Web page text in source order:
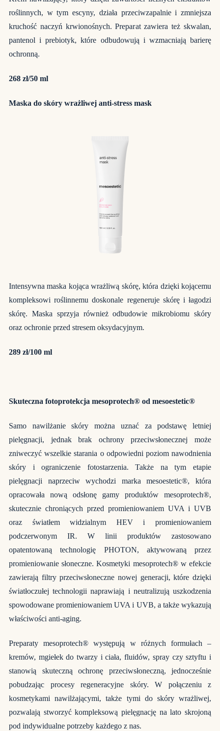
roślinnych, w tym escyny, działa przeciwzapalnie i zmniejsza
kruchość naczyń krwionośnych. Preparat zawiera też skwalan,
pantenol i prebiotyk, które odbudowują i wzmacniają barierę
ochronną.
268 zł/50 ml
Maska do skóry wrażliwej anti-stress mask
Intensywna maska kojąca wrażliwą skórę, która dzięki kojącemu
kompleksowi roślinnemu doskonale regeneruje skórę i łagodzi
skórę. Maska sprzyja również odbudowie mikrobiomu skóry
oraz ochronie przed stresem oksydacyjnym.
289 zł/100 ml
Skuteczna fotoprotekcja mesoprotech® od mesoestetic®
Samo nawilżanie skóry można uznać za podstawę letniej
pielęgnacji, jednak brak ochrony przeciwsłonecznej może
zniweczyć wszelkie starania o odpowiedni poziom nawodnienia
skóry i ograniczenie fotostarzenia. Także na tym etapie
pielęgnacji naprzeciw wychodzi marka mesoestetic®, która
opracowała nową odsłonę gamy produktów mesoprotech®,
skutecznie chroniących przed promieniowaniem UVA i UVB
oraz światłem widzialnym HEV i promieniowaniem
podczerwonym IR. W linii produktów zastosowano
opatentowaną technologię PHOTON, aktywowaną przez
promieniowanie słoneczne. Kosmetyki mesoprotech® w efekcie
zawierają filtry przeciwsłoneczne nowej generacji, które dzięki
światłoczułej technologii naprawiają i neutralizują uszkodzenia
spowodowane promieniowaniem UVA i UVB, a także wykazują
właściwości anti-aging.
Preparaty mesoprotech® występują w różnych formułach –
kremów, mgiełek do twarzy i ciała, fluidów, spray czy sztyftu i
stanowią skuteczną ochronę przeciwsłoneczną, jednocześnie
pobudzając procesy regeneracyjne skóry. W połączeniu z
kosmetykami nawilżającymi, także tymi do skóry wrażliwej,
pozwalają stworzyć kompleksową pielęgnację na lato skrojoną
pod indywidualne potrzeby każdego z nas.